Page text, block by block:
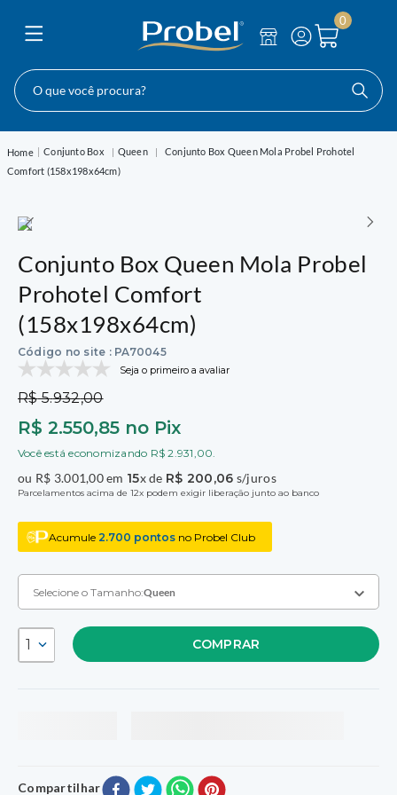
0
O que você procura?
Conjunto Box Queen
Conjunto Box Queen Mola Probel Prohotel
Comfort (158x198x64cm)
Conjunto Box Queen Mola Probel
Prohotel Comfort
(158x198x64cm)
Código no site : PA70045
Seja o primeiro a avaliar
R$ 5.932,00
R$ 2.550,85 no Pix
Você está economizando R$ 2.931,00.
ou R$ 3.001,00em 15x de R$ 200,06 s/juros
Parcelamentos acima de 12x podem exigir liberação junto ao banco
Acumule 2.700 pontos no Probel Club
Selecione o Tamanho:Queen
A:52L:158C:198 R$ 3.001,00no Pix
1 COMPRAR
Compartilhar